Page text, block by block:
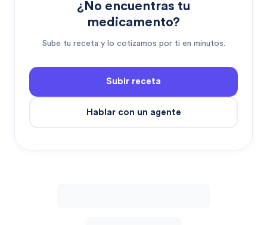
¿No encuentras tu
medicamento?
Sube tu receta y lo cotizamos por ti en minutos.
Subir receta
Hablar con un agente